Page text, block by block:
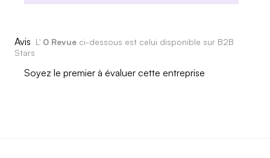
Avis L' 0 Revue ci-dessous est celui disponible sur B2B
Stars
Soyez le premier à évaluer cette entreprise